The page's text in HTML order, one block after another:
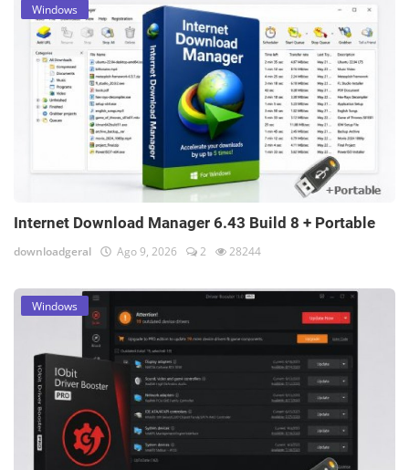
Windows
Internet Download Manager 6.43 Build 8 + Portable
downloadgeral Ago 9, 2026 2 28244
Windows